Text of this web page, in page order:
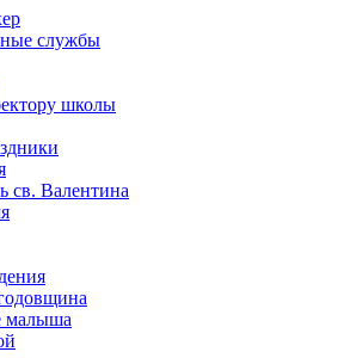
службы
школы
св. Валентина
малыша